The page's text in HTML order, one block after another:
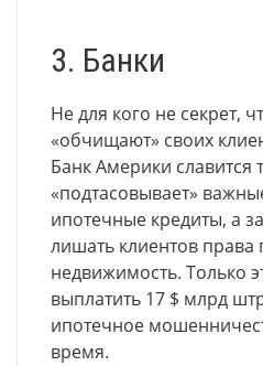
3. Банки
Не для кого не секрет,
«обчищают» своих
Банк Америки славится
«подтасовывает»
ипотечные кредиты, а
лишать клиентов права
недвижимость. Только
выплатить 17 $ млрд
ипотечное
время.